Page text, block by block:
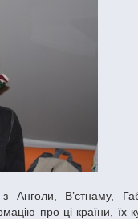
про ці країни, їх